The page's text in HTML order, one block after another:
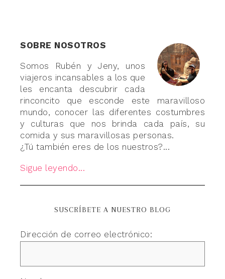
SOBRE NOSOTROS
Somos Rubén y Jeny, unos
viajeros incansables a los que
les encanta descubrir cada
rinconcito que esconde este maravilloso
mundo, conocer las diferentes costumbres
y culturas que nos brinda cada país, su
comida y sus maravillosas personas.
¿Tú también eres de los nuestros?...
Sigue leyendo...
SUSCRÍBETE A NUESTRO BLOG
Dirección de correo electrónico: